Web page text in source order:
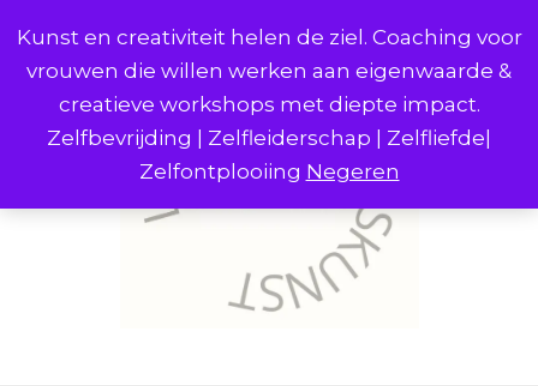
Kunst en creativiteit helen de ziel. Coaching voor
vrouwen die willen werken aan eigenwaarde &
creatieve workshops met diepte impact.
Zelfbevrijding | Zelfleiderschap | Zelfliefde|
Zelfontplooiing Negeren